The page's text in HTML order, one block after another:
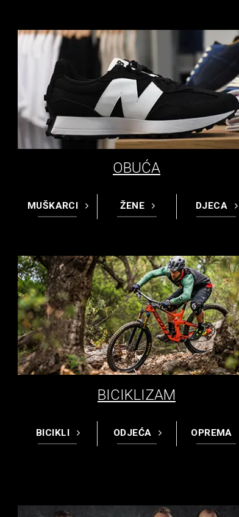
OBUĆA
MUŠKARCI ŽENE DJECA
BICIKLIZAM
BICIKLI ODJEĆA OPREMA